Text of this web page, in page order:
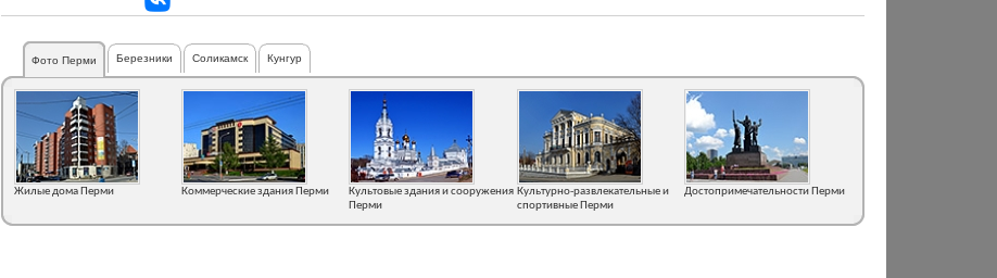
Фото Перми Березники Соликамск Кунгур
Жилые дома Перми Коммерческие здания Перми
Культовые здания и сооружения
Перми
Культурно-развлекательные и
спортивные Перми
Достопримечательности Перми